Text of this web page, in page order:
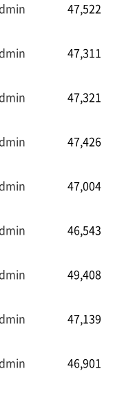
47,522
47,311
47,321
47,426
47,004
46,543
49,408
47,139
46,901